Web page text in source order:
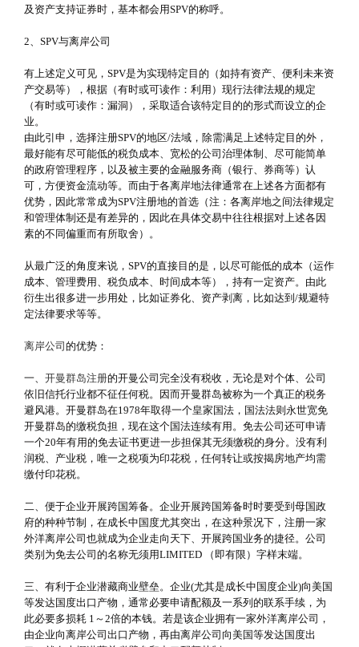
及资产支持证券时，基本都会用SPV的称呼。
2、SPV与离岸公司
有上述定义可见，SPV是为实现特定目的（如持有资产、便利未来资
产交易等），根据（有时或可读作：利用）现行法律法规的规定
（有时或可读作：漏洞），采取适合该特定目的的形式而设立的企
业。
由此引申，选择注册SPV的地区/法域，除需满足上述特定目的外，
最好能有尽可能低的税负成本、宽松的公司治理体制、尽可能简单
的政府管理程序，以及被主要的金融服务商（银行、券商等）认
可，方便资金流动等。而由于各离岸地法律通常在上述各方面都有
优势，因此常常成为SPV注册地的首选（注：各离岸地之间法律规定
和管理体制还是有差异的，因此在具体交易中往往根据对上述各因
素的不同偏重而有所取舍）。
从最广泛的角度来说，SPV的直接目的是，以尽可能低的成本（运作
成本、管理费用、税负成本、时间成本等），持有一定资产。由此
衍生出很多进一步用处，比如证券化、资产剥离，比如达到/规避特
定法律要求等等。
离岸公司 的优势：
一、 开曼群岛注册的开曼公司完全没有税收，无论是对个体、公司
依旧信托行业都不征任何税。因而开曼群岛被称为一个真正的税务
避风港。开曼群岛在1978年取得一个皇家国法，国法法则永世宽免
开曼群岛的缴税负担，现在这个国法连续有用。免去公司还可申请
一个20年有用的免去证书更进一步担保其无须缴税的身分。没有利
润税、产业税，唯一之税项为印花税，任何转让或按揭房地产均需
缴付印花税。
二、便于企业开展跨国筹备。企业开展跨国筹备时时要受到母国政
府的种种节制，在成长中国度尤其突出，在这种景况下，注册一家
外洋离岸公司也就成为企业走向天下、开展跨国业务的捷径。公司
类别为免去公司的名称无须用LIMITED （即有限）字样末端。
三、有利于企业潜藏商业壁垒。企业(尤其是成长中国度企业)向美国
等发达国度出口产物，通常必要申请配额及一系列的联系手续，为
此必要多损耗 1～2倍的本钱。若是该企业拥有一家外洋离岸公司，
由企业向离岸公司出口产物，再由离岸公司向美国等发达国度出